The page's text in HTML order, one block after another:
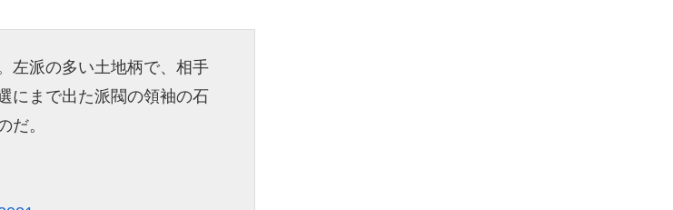
左派の多い土地柄で、相手
にまで出た派閥の領袖の石
だ。